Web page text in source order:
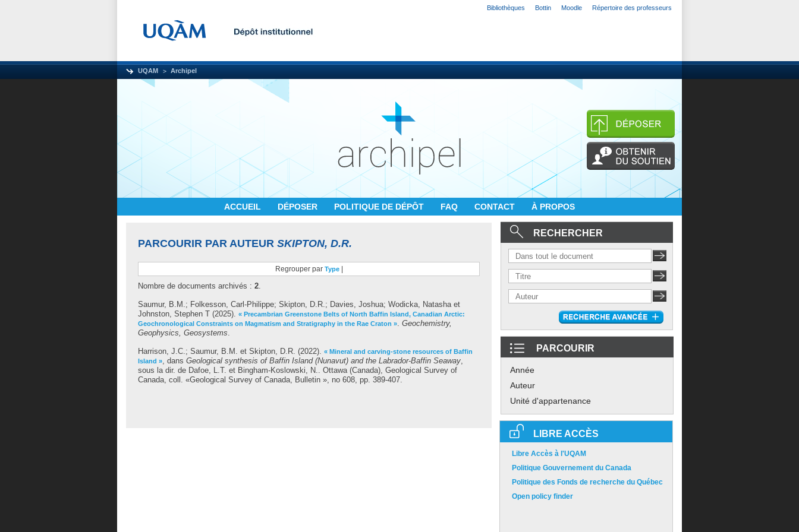
Bibliothèques Bottin Moodle Répertoire des professeurs
UQAM Archipel
ACCUEIL DÉPOSER POLITIQUE DE DÉPÔT FAQ CONTACT À PROPOS
PARCOURIR PAR AUTEUR SKIPTON, D.R.
Regrouper par Type
Nombre de documents archivés : 2.
Saumur, B.M.; Folkesson, Carl-Philippe; Skipton, D.R.; Davies, Joshua; Wodicka, Natashaet
Johnston, Stephen T (2025). « Precambrian Greenstone Belts of North Baffin Island, Canadian Arctic:
Geochronological Constraints on Magmatism and Stratigraphy in the Rae Craton ». Geochemistry,
Geophysics, Geosystems.
Harrison, J.C.; Saumur, B.M. et Skipton, D.R. (2022). « Mineral and carving-stone resources of Baffin
Island », dans Geological synthesis of Baffin Island (Nunavut) and the Labrador-Baffin Seaway,
sous la dir. de Dafoe, L.T. et Bingham-Koslowski, N.. Ottawa (Canada), Geological Survey of
Canada, coll. «Geological Survey of Canada, Bulletin », no 608, pp. 389-407.
RECHERCHER
PARCOURIR
Année
Auteur
Unité d'appartenance
LIBRE ACCÈS
Libre Accès à l'UQAM
Politique Gouvernement du Canada
Politique des Fonds de recherche du Québec
Open policy finder